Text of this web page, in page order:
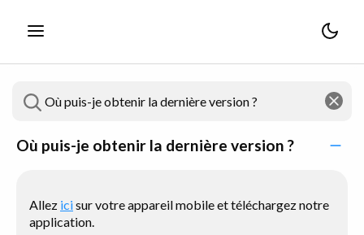
Où puis-je obtenir la dernière version ?
Allez icisur votre appareil mobile et téléchargez notre
application.